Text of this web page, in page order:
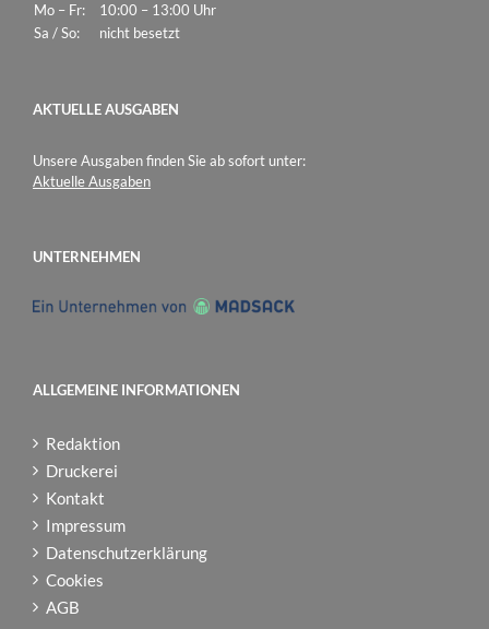
Mo – Fr:
10:00 – 13:00 Uhr
Sa / So:
nicht besetzt
AKTUELLE AUSGABEN
Unsere Ausgaben finden Sie ab sofort unter:
Aktuelle Ausgaben
UNTERNEHMEN
ALLGEMEINE INFORMATIONEN
Redaktion
Druckerei
Kontakt
Impressum
Datenschutzerklärung
Cookies
AGB